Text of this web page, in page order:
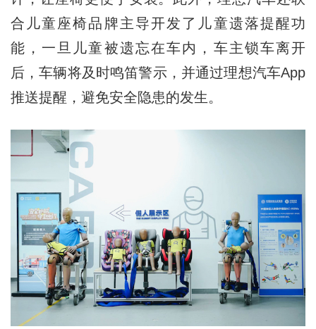
合儿童座椅品牌主导开发了儿童遗落提醒功
能，一旦儿童被遗忘在车内，车主锁车离开
后，车辆将及时鸣笛警示，并通过理想汽车App
推送提醒，避免安全隐患的发生。